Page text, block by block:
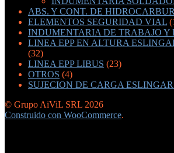
ABS. Y CONT. DE
ELEMENTOS SEGURIDAD VIAL
INDUMENTARIA DE TRABAJO Y
LINEA EPP EN ALTURA
(32)
LINEA EPP LIBUS (23)
OTROS (4)
SUJECION DE CARGA
© Grupo AiViL SRL 2026
Construido con WooCommerce.